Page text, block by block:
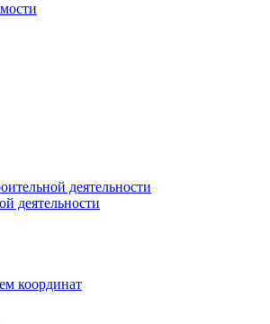
деятельности
деятельности
координат